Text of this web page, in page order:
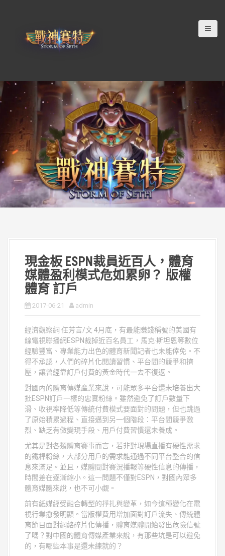
現金板 ESPN裁員近百人，體育
媒體盈利模式危如累卵？ 版權
體育 訂戶
2017-06-21 admin
經濟觀察網 任芳言/文 4月底，有最能賺錢稱號的美國有
線電視聯播網ESPN裁掉近百名員工，馬克·斯坦恩等數位
經驗豐富、專業能力出色的體育新聞記者也未能倖免。不
得不承認，人們的碎片化閱讀習慣、平台間的競爭和擠
壓，讓曾經靠訂戶付費的黃金時代一去不復返。
對國內的體育傳媒產業來說，可能眾多平台還未培養出大
批ESPN訂戶一樣的忠實粉絲。雖然避免了訂戶數量下
滑、收視率降低等傳統付費模式要面對的問題，但也跳過
了原始積累過程、直接邁到另一個階段：平台間競爭激
烈、缺乏有傚變現手段、用戶付費習慣還未養成。
尤其是對各類體育賽事而言，若非對現場直播有硬性需求
的鐵桿粉絲，大部分用戶的需求能通過不同平台整合的信
息來滿足。並且，媒體間對賽況播報等硬性信息的傳播，
時間差在逐漸縮小。這一問題不僅對ESPN，對國內眾多
體育媒體來說，也不可小覷。
前有紙媒經受融合轉型的掙扎與變革，如今這種變化在電
視行業愈發明顯。當版權費用增加面對訂戶流失、傳統體
育節目面對網絡碎片化傳播，體育媒體開始發出危險信號
了嗎？對中國的體育傳媒產業來說，有那些坑是可以避免
的，有哪些本事是還未練就的？